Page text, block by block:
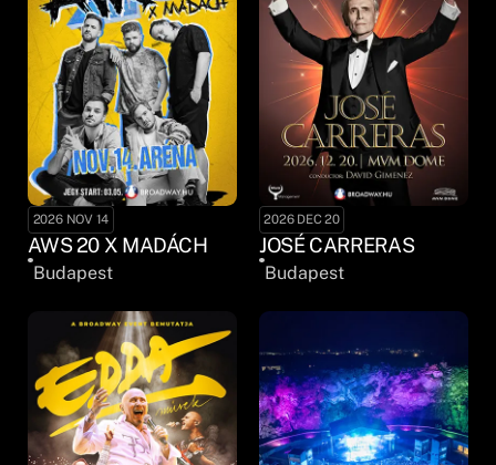
2026 NOV 14
AWS 20 X MADÁCH
Budapest
2026 DEC 20
JOSÉ CARRERAS
Budapest